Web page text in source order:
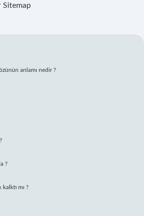
Sitemap
anlamı nedir ?
?
kalktı mı ?